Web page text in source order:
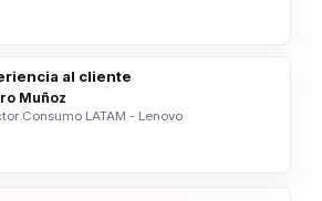
al cliente
Muñoz
Consumo LATAM - Lenovo